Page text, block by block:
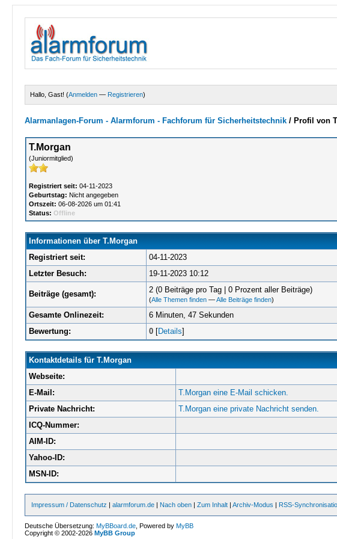
Hallo, Gast! (Anmelden — Registrieren)
Alarmanlagen-Forum - Alarmforum - Fachforum für Sicherheitstechnik / Profil von
T.Morgan
(Juniormitglied)
Registriert seit: 04-11-2023
Geburtstag: Nicht angegeben
Ortszeit: 06-08-2026 um 01:41
Status: Offline
Informationen über T.Morgan
Registriert seit:
04-11-2023
Letzter Besuch:
19-11-2023 10:12
Beiträge (gesamt): 2 (0 Beiträge pro Tag | 0 Prozent aller Beiträge)
(Alle Themen finden—Alle Beiträge finden)
Gesamte Onlinezeit:
6 Minuten, 47 Sekunden
Bewertung:
0[Details]
Kontaktdetails für T.Morgan
Webseite:
E-Mail:
T.Morgan eine E-Mail schicken.
Private Nachricht:
T.Morgan eine private Nachricht senden.
ICQ-Nummer:
AIM-ID:
Yahoo-ID:
MSN-ID:
Impressum / Datenschutz |alarmforum.de | Nach oben |Zum Inhalt |Archiv-Modus | RSS-
Deutsche Übersetzung:MyBBoard.de , Powered byMyBB
Copyright © 2002-2026MyBB Group